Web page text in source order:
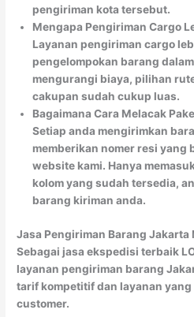
pengiriman kota tersebut.
Mengapa Pengiriman Cargo
Layanan pengiriman cargo
pengelompokan barang
mengurangi biaya, pilihan
cakupan sudah cukup luas.
Bagaimana Cara Melacak
Setiap anda mengirimkan
memberikan nomer resi yang
website kami. Hanya
kolom yang sudah tersedia,
barang kiriman anda.
Jasa Pengiriman Barang Jakarta
Sebagai jasa ekspedisi terbaik
layanan pengiriman barang
tarif kompetitif dan layanan
customer.